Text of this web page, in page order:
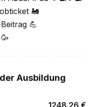
🚂
💪
Ausbildung